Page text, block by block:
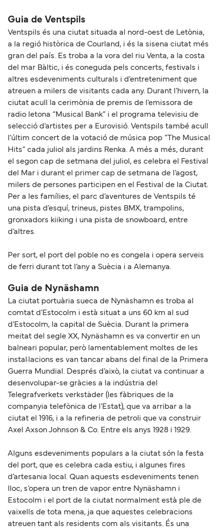
Guia de Ventspils
Ventspils és una ciutat situada al nord-oest de Letònia,
a la regió històrica de Courland, i és la sisena ciutat més
gran del país. Es troba a la vora del riu Venta, a la costa
del mar Bàltic, i és coneguda pels concerts, festivals i
altres esdeveniments culturals i d’entreteniment que
atreuen a milers de visitants cada any. Durant l’hivern, la
ciutat acull la cerimònia de premis de l’emissora de
radio letona “Musical Bank” i el programa televisiu de
selecció d’artistes per a Eurovisió. Ventspils també acull
l’últim concert de la votació de música pop “The Musical
Hits” cada juliol als jardins Renka. A més a més, durant
el segon cap de setmana del juliol, es celebra el Festival
del Mar i durant el primer cap de setmana de l’agost,
milers de persones participen en el Festival de la Ciutat.
Per a les famílies, el parc d’aventures de Ventspils té
una pista d’esquí, trineus, pistes BMX, trampolins,
gronxadors kiiking i una pista de snowboard, entre
d’altres.
Per sort, el port del poble no es congela i opera serveis
de ferri durant tot l’any a Suècia i a Alemanya.
Guia de Nynäshamn
La ciutat portuària sueca de Nynäshamn es troba al
comtat d’Estocolm i està situat a uns 60 km al sud
d’Estocolm, la capital de Suècia. Durant la primera
meitat del segle XX, Nynäshamn es va convertir en un
balneari popular, però lamentablement moltes de les
instal·lacions es van tancar abans del final de la Primera
Guerra Mundial. Després d’això, la ciutat va continuar a
desenvolupar-se gràcies a la indústria del
Telegrafverkets verkstäder (les fàbriques de la
companyia telefònica de l’Estat), que va arribar a la
ciutat el 1916, i a la refineria de petroli que va construir
Axel Axson Johnson & Co. Entre els anys 1928 i 1929.
Alguns esdeveniments populars a la ciutat són la festa
del port, que es celebra cada estiu, i algunes fires
d’artesania local. Quan aquests esdeveniments tenen
lloc, s’opera un tren de vapor entre Nynäshamn i
Estocolm i el port de la ciutat normalment està ple de
vaixells de tota mena, ja que aquestes celebracions
atreuen tant als residents com als visitants. És una